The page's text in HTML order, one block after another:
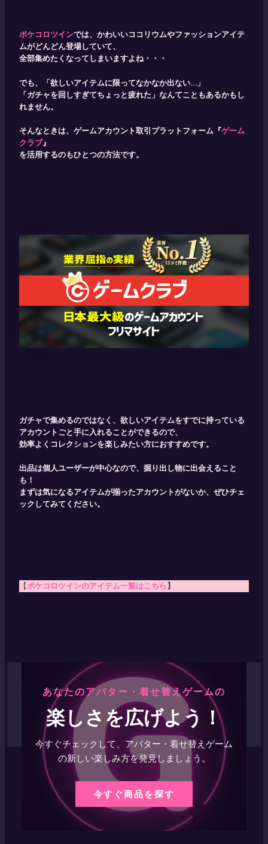
ポケコロツインでは、かわいいココリウムやファッションアイテ
ムがどんどん登場していて、
全部集めたくなってしまいますよね・・・
でも、「欲しいアイテムに限ってなかなか出ない…」
「ガチャを回しすぎてちょっと疲れた」なんてこともあるかもし
れません。
そんなときは、ゲームアカウント取引プラットフォーム『ゲーム
クラブ』
を活用するのもひとつの方法です。
ガチャで集めるのではなく、欲しいアイテムをすでに持っている
アカウントごと手に入れることができるので、
効率よくコレクションを楽しみたい方におすすめです。
出品は個人ユーザーが中心なので、掘り出し物に出会えること
も！
まずは気になるアイテムが揃ったアカウントがないか、ぜひチェ
ックしてみてください。
【ポケコロツインのアイテム一覧はこちら】
あなたのアバター・着せ替えゲームの
楽しさを広げよう！
今すぐチェックして、アバター・着せ替えゲーム
の新しい楽しみ方を発見しましょう。
今すぐ商品を探す